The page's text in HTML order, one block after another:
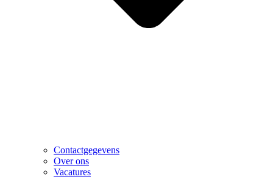
Contactgegevens
Over ons
Vacatures